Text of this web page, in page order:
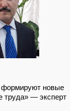
формируют новые
труда» — эксперт